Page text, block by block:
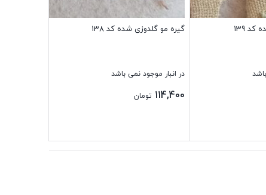
139 گیره مو گلدوزی شده کد 138
در انبار موجود نمی باشد
114,400 تومان